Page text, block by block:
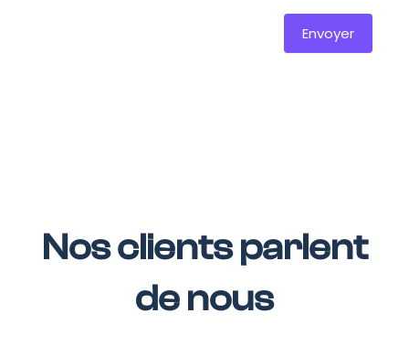
Envoyer
Nos clients parlent
de nous